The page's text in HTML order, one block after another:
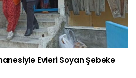
Evleri Soyan Şebeke